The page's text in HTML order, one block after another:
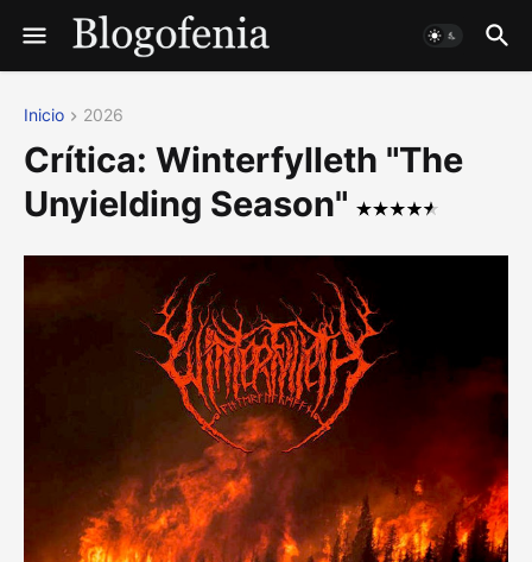
Inicio 2026
Crítica: Winterfylleth "The
Unyielding Season"